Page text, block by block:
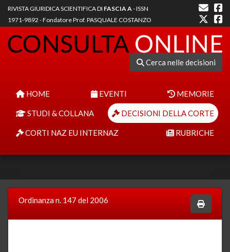
RIVISTA GIURIDICA SCIENTIFICA DI FASCIA A- ISSN
1971-9892 - Fondatore Prof. PASQUALE COSTANZO
Cerca nelle decisioni
HOME EVENTI MEMORIE
STUDI & COLLANA DECISIONI DELLA CORTE
CORTI NAZ EU INTERNAZ RUBRICHE
Ordinanza n. 147 del 2006